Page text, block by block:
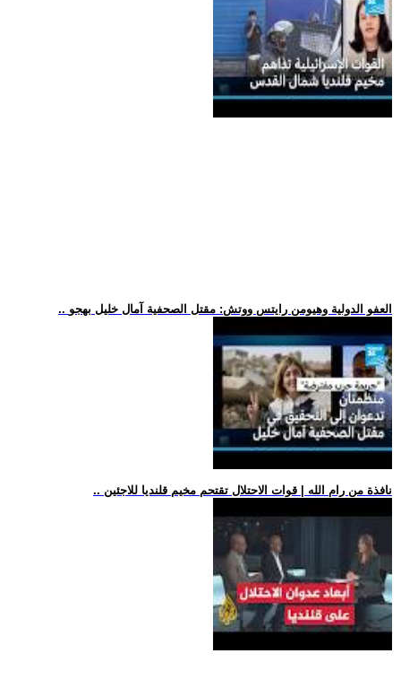
.. العفو الدولية وهيومن رايتس ووتش: مقتل الصحفية آمال خليل بهجو
.. نافذة من رام الله | قوات الاحتلال تقتحم مخيم قلنديا للاجئين